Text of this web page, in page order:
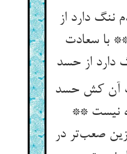
ننگ دارد از
با سعادت
دارد از حسد
آن کش حسد
نیست **
صعب‌‌تر در